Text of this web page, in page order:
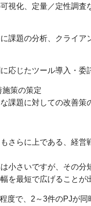
視化、定量／定性調査
課題の分析、クライア
応じたツール導入・委
策の策定
課題に対しての改善策
さらに上である、経
小さいですが、その
を最短で広げることが
度で、2～3件のPJが同